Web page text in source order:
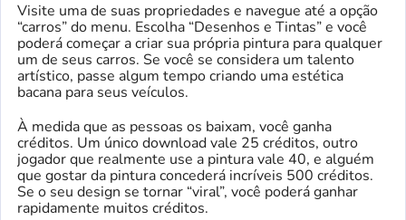
Visite uma de suas propriedades e navegue até a opção
“carros” do menu. Escolha “Desenhos e Tintas” e você
poderá começar a criar sua própria pintura para qualquer
um de seus carros. Se você se considera um talento
artístico, passe algum tempo criando uma estética
bacana para seus veículos.
À medida que as pessoas os baixam, você ganha
créditos. Um único download vale 25 créditos, outro
jogador que realmente use a pintura vale 40, e alguém
que gostar da pintura concederá incríveis 500 créditos.
Se o seu design se tornar “viral”, você poderá ganhar
rapidamente muitos créditos.